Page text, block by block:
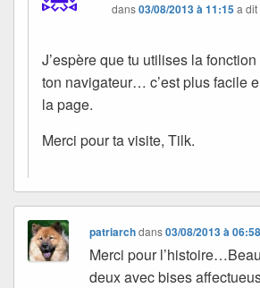
dans03/08/2013 à 11:15a dit
J’espère que tu utilises la
ton navigateur… c’est plus facile
la page.
Merci pour ta visite, Tilk.
patriarchdans03/08/2013 à 06:58
Merci pour
deux avec bises